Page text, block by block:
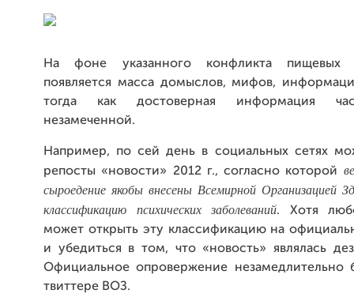
На фоне указанного конфликта пищевых
появляется масса домыслов, мифов,
тогда как достоверная информация
незамеченной.
Например, по сей день в социальных сетях
репосты «новости» 2012 г., согласно которой
сыроедение якобы внесены Всемирной Организацией
классификацию психических заболеваний. Хотя
может открыть эту классификацию на
и убедиться в том, что «новость» являлась
Официальное опровержение
твиттере ВОЗ.